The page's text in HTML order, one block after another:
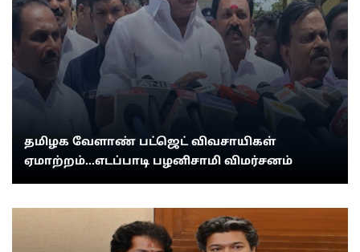
தமிழக வேளாண் பட்ஜெட் விவசாயிகள்
ஏமாற்றம்...எடப்பாடி பழனிசாமி விமர்சனம்